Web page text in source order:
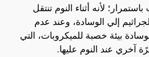
لأنه أثناء النوم تنتقل
إلي الوسادة، وعند عدم
بيئة خصبة للميكروبات، التي
آخري عند النوم عليها.